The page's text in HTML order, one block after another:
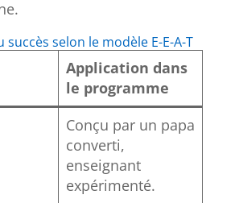
succès selon le modèle E-E-A-T
Application dans
le programme
Conçu par un papa
converti,
enseignant
expérimenté.